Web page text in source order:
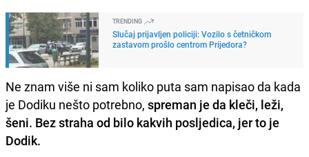
TRENDING
Slučaj prijavljen policiji: Vozilo s četničkom
zastavom prošlo centrom Prijedora?
Ne znam više ni sam koliko puta sam napisao da kada
je Dodiku nešto potrebno, spreman je da kleči, leži,
šeni. Bez straha od bilo kakvih posljedica, jer to je
Dodik.